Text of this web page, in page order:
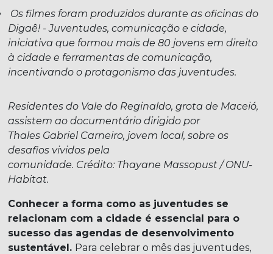
Os filmes foram produzidos durante as oficinas do
Digaê! - Juventudes, comunicação e cidade,
iniciativa que formou mais de 80 jovens em direito
à cidade e ferramentas de comunicação,
incentivando o protagonismo das juventudes.
Residentes do Vale do Reginaldo, grota de Maceió,
assistem ao documentário dirigido por
Thales Gabriel Carneiro, jovemlocal, sobre os
desafios vividos pela
comunidade. Crédito: Thayane Massopust/ ONU-
Habitat.
Conhecer a forma como as juventudes se
relacionam com a cidade é essencial para o
sucesso das agendas de desenvolvimento
sustentável. Para celebrar o mês das juventudes,